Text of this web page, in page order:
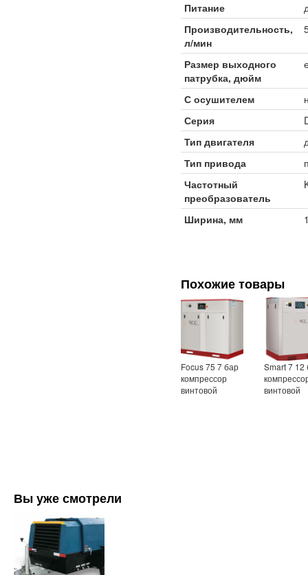
Питание
Производительность,
л/мин
Размер выходного
патрубка, дюйм
С осушителем
Серия
Тип двигателя
Тип привода
Частотный
преобразователь
Ширина, мм
Похожие товары
Focus 75 7 бар
компрессор
винтовой
Smart 7 12
винтовой
Вы уже смотрели